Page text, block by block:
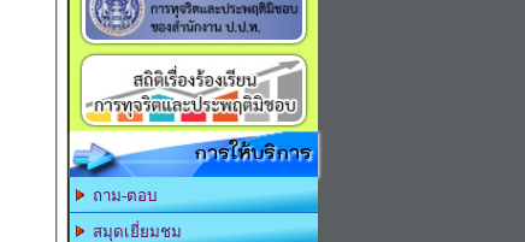
การให้บริการ
ถาม-ตอบ
สมุดเยี่ยมชม